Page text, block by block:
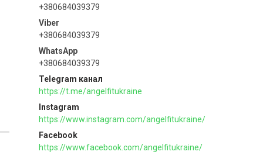
+380684039379
+380684039379
+380684039379
Telegram канал
https://t.me/angelfitukraine
Instagram
https://www.instagram.com/angelfitukraine/
Facebook
https://www.facebook.com/angelfitukraine/